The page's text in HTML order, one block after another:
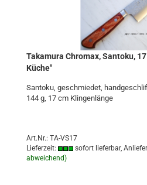
Takamura Chromax, Santoku,
Küche"
Santoku, geschmiedet,
144 g, 17 cm Klingenlänge
Art.Nr.: TA-VS17
Lieferzeit:
sofort lieferbar,
abweichend)